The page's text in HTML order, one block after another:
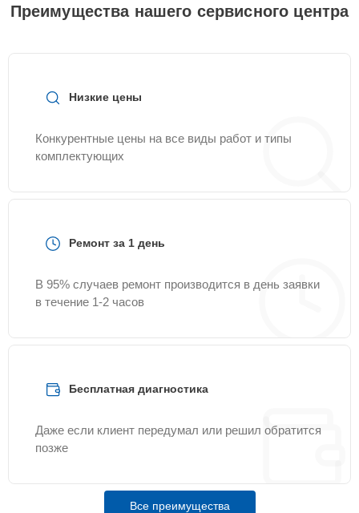
Преимущества нашего сервисного центра
Низкие цены
Конкурентные цены на все виды работ и типы
комплектующих
Ремонт за 1 день
В 95% случаев ремонт производится в день заявки
в течение 1-2 часов
Бесплатная диагностика
Даже если клиент передумал или решил обратится
позже
Все преимущества